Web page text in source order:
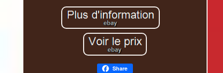
Share